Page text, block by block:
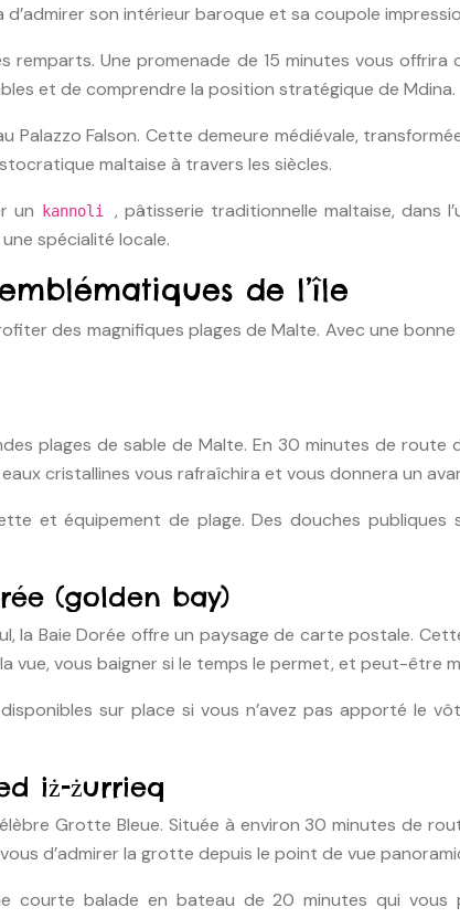
son intérieur baroque et sa coupole
Une promenade de 15 minutes vous offrira
et de comprendre la position stratégique de Mdina.
Palazzo Falson. Cette demeure médiévale,
maltaise à travers les siècles.
un kannoli , pâtisserie traditionnelle maltaise, dans
spécialité locale.
de l’île
des magnifiques plages de Malte. Avec une
plages de sable de Malte. En 30 minutes de
cristallines vous rafraîchira et vous donnera un
et équipement de plage. Des douches
(golden bay)
la Baie Dorée offre un paysage de carte postale.
vue, vous baigner si le temps le permet, et peut-être
sur place si vous n’avez pas apporté le
iż-żurrieq
Grotte Bleue. Située à environ 30 minutes de
d’admirer la grotte depuis le point de vue
courte balade en bateau de 20 minutes qui